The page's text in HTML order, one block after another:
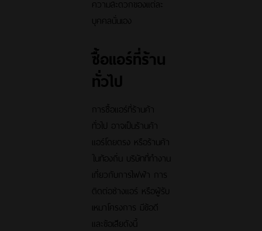
ความสะดวกของแต่ละ
บุคคลนั่นเอง
ซื้อแอร์ที่ร้าน
ทั่วไป
การซื้อแอร์ที่ร้านค้า
ทั่วไป อาจเป็นร้านค้า
แอร์โดยตรง หรือร้านค้า
ในท้องถิ่น บริษัทที่ทำงาน
เกี่ยวกับการไฟฟ้า การ
ติดต่อช่างแอร์ หรือผู้รับ
เหมาโครงการ มีข้อดี
และข้อเสียดังนี้